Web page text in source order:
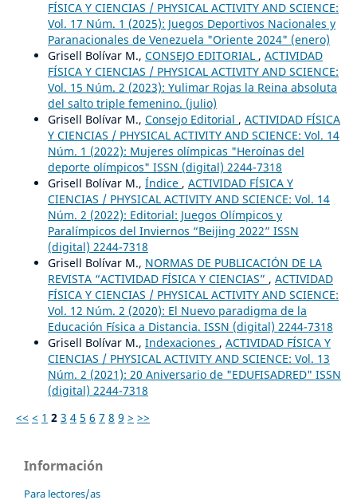
FÍSICA Y CIENCIAS / PHYSICAL ACTIVITY AND SCIENCE:
Vol. 17 Núm. 1 (2025): Juegos Deportivos Nacionales y
Paranacionales de Venezuela "Oriente 2024" (enero)
Grisell Bolívar M., CONSEJO EDITORIAL , ACTIVIDAD
FÍSICA Y CIENCIAS / PHYSICAL ACTIVITY AND SCIENCE:
Vol. 15 Núm. 2 (2023): Yulimar Rojas la Reina absoluta
del salto triple femenino. (julio)
Grisell Bolívar M., Consejo Editorial , ACTIVIDAD FÍSICA
Y CIENCIAS / PHYSICAL ACTIVITY AND SCIENCE: Vol. 14
Núm. 1 (2022): Mujeres olímpicas "Heroínas del
deporte olímpicos" ISSN (digital) 2244-7318
Grisell Bolívar M., Índice , ACTIVIDAD FÍSICA Y
CIENCIAS / PHYSICAL ACTIVITY AND SCIENCE: Vol. 14
Núm. 2 (2022): Editorial: Juegos Olímpicos y
Paralímpicos del Inviernos “Beijing 2022” ISSN
(digital) 2244-7318
Grisell Bolívar M., NORMAS DE PUBLICACIÓN DE LA
REVISTA “ACTIVIDAD FÍSICA Y CIENCIAS” , ACTIVIDAD
FÍSICA Y CIENCIAS / PHYSICAL ACTIVITY AND SCIENCE:
Vol. 12 Núm. 2 (2020): El Nuevo paradigma de la
Educación Física a Distancia. ISSN (digital) 2244-7318
Grisell Bolívar M., Indexaciones , ACTIVIDAD FÍSICA Y
CIENCIAS / PHYSICAL ACTIVITY AND SCIENCE: Vol. 13
Núm. 2 (2021): 20 Aniversario de "EDUFISADRED" ISSN
(digital) 2244-7318
<< < 1 2 3 4 5 6 7 8 9 > >>
Información
Para lectores/as